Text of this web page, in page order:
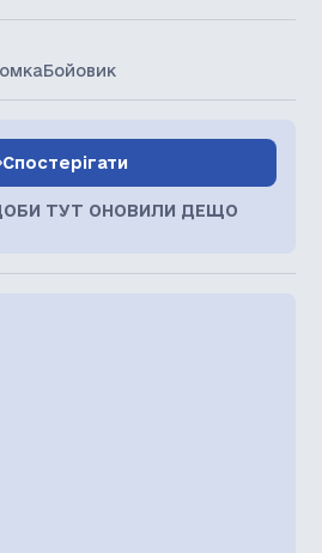
Бойовик
Спостерігати
ТУТ ОНОВИЛИ ДЕЩО